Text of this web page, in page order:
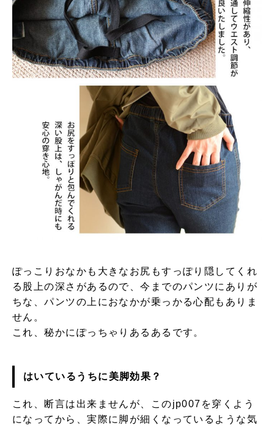
ぽっこりおなかも大きなお尻もすっぽり隠してくれ
る股上の深さがあるので、今までのパンツにありが
ちな、パンツの上におなかが乗っかる心配もありま
せん。
これ、秘かにぽっちゃりあるあるです。
はいているうちに美脚効果？
これ、断言は出来ませんが、このjp007を穿くよう
になってから、実際に脚が細くなっているような気